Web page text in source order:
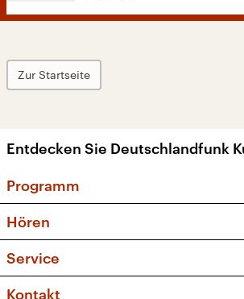
Zur Startseite
Entdecken Sie Deutschlandfunk
Programm
Sendungen und Podcasts
Musikliste
Kakadu – Das Kinderprogramm
Hören
Frequenzen (UKW + DAB+)
Service
FAQ
Kontakt